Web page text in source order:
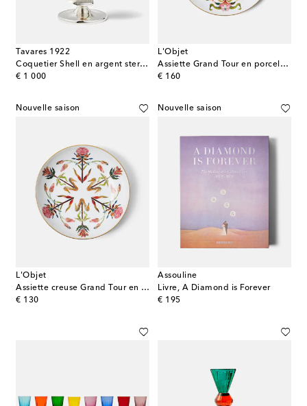
Tavares 1922
Coquetier Shell en argent sterling
€ 1 000
original price
L'Objet
Assiette Grand Tour en porcelaine
€ 160
original price
Nouvelle saison
L'Objet
Assiette creuse Grand Tour en porcelaine
€ 130
original price
Nouvelle saison
Assouline
Livre, A Diamond is Forever
€ 195
original price